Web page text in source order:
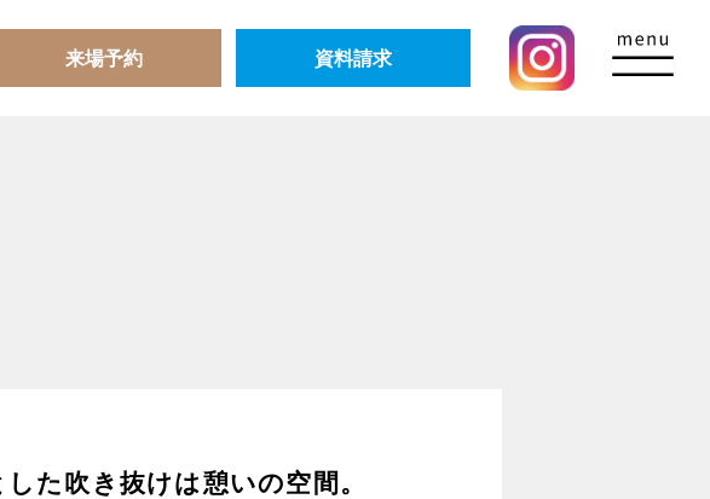
来場予約 資料請求
た吹き抜けは憩いの空間。